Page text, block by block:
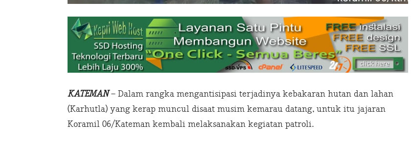
KATEMAN– Dalam rangka mengantisipasi terjadinya kebakaran hutan dan lahan
(Karhutla) yang kerap muncul disaat musim kemarau datang, untuk itu jajaran
Koramil 06/Kateman kembali melaksanakan kegiatan patroli.